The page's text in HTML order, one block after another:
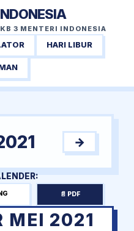
3 MENTERI INDONESIA
HARI LIBUR
→
📄 PDF
MEI 2021